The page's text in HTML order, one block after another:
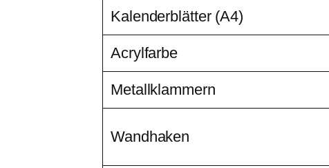
Kalenderblätter (A4)
Acrylfarbe
Metallklammern
Wandhaken